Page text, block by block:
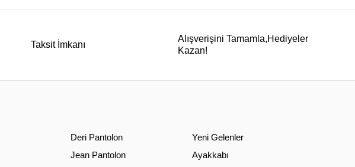
Taksit İmkanı
Alışverişini Tamamla,Hediyeler
Kazan!
Deri Pantolon
Jean Pantolon
Yeni Gelenler
Ayakkabı